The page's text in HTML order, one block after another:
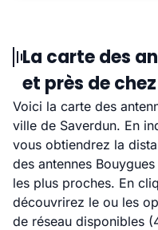
La carte des
et près de
Voici la carte des
ville de Saverdun. En
vous obtiendrez la
des antennes
les plus proches. En
découvrirez le ou les
de réseau disponibles